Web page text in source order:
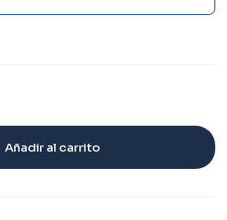
Añadir al carrito